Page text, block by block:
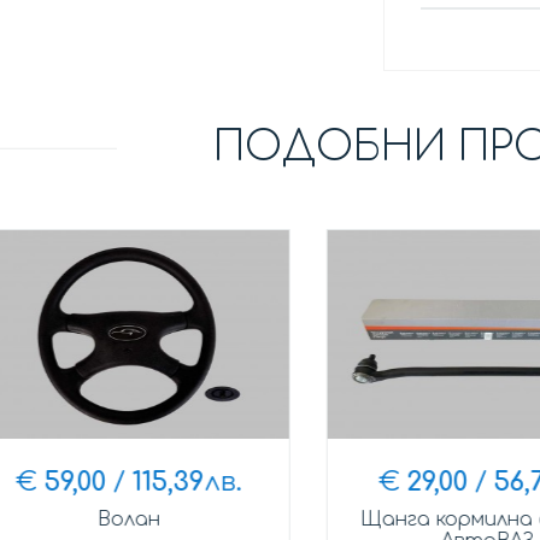
ПОДОБНИ
59,00/115,39лв.
Волан
29,00/56,72
Щанга кормилна